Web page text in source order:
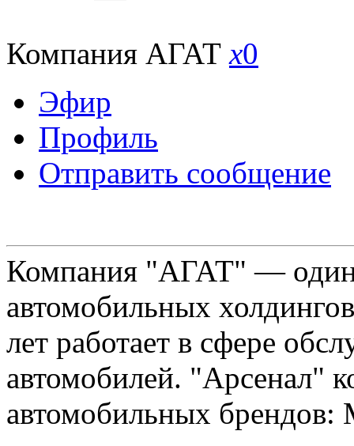
Компания АГАТx0
Эфир
Профиль
Отправить сообщение
Компания "АГАТ" —
автомобильных
лет работает в сфере
автомобилей. "Арсенал"
автомобильных